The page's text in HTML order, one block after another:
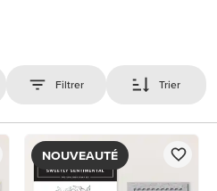
Filtrer Trier
NOUVEAUTÉ